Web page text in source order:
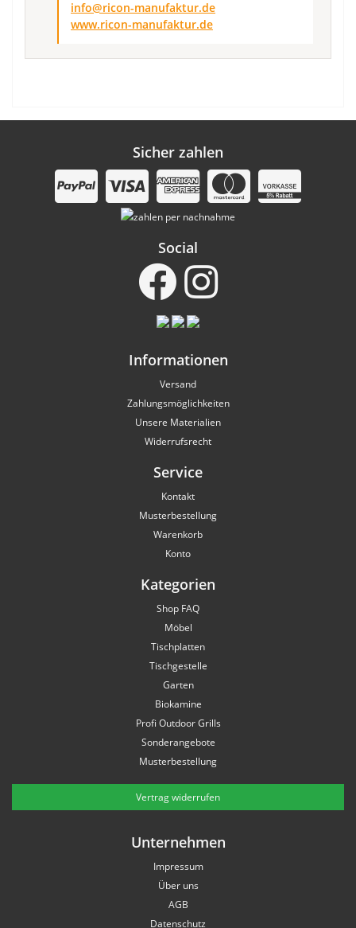
info@ricon-manufaktur.de
www.ricon-manufaktur.de
Sicher zahlen
Social
Informationen
Versand
Zahlungsmöglichkeiten
Unsere Materialien
Widerrufsrecht
Service
Kontakt
Musterbestellung
Warenkorb
Konto
Kategorien
Shop FAQ
Möbel
Tischplatten
Tischgestelle
Garten
Biokamine
Profi Outdoor Grills
Sonderangebote
Musterbestellung
Vertrag widerrufen
Unternehmen
Impressum
Über uns
AGB
Datenschutz